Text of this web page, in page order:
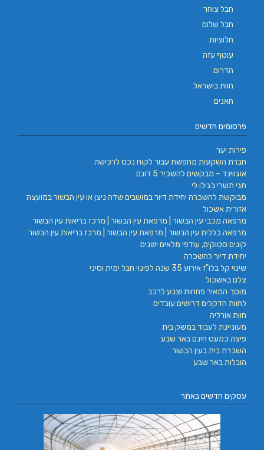
חבל צוחר
חבל שלום
חלוציות
עוטף עזה
הדרום
חוות בישראל
חאנים
פרסומים חדשים
פירות יער
חברת השקעות מחפשת עבור לקוח נכס לרכישה
אוגווינד – מבקשים להשכיר 5 דונם
חגי תשרי בגילו לי
מבוקשת להשכרה יחידת דיור במושבים שדה ניצן או עין הבשור במועצה
אזורית אשכול
מרפאה מכבי עין הבשור | מרפאת עין הבשור | מרכז בריאות עין הבשור
מרפאה כללית עין הבשור | מרפאת עין הבשור | מרכז בריאות עין הבשור
קונים סטוקים, עודפי מלאים ישנים
יחידת דיור להשכרה
שינוי קל בלו"ז אירוע 35 שנה לפינוי חבל ימית וסיני
צלם באשכול
מוסך המאיר פחחות וצבע לרכב
לחוות הדקלים דרושים עובדים
חוות אורליה
מעוניינת לעבוד במשק בית
פיצה כמעט חינם באר שבע
השכרת בית בעין הבשור
הובלות באר שבע
עסקים חדשים באתר